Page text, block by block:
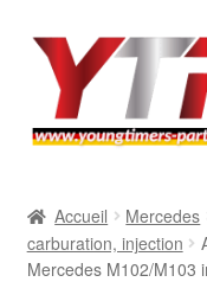
Aller
navigation
Aller
contenu
BMW
Accueil Mercedes
carburation, injection
Mercedes M102/M103